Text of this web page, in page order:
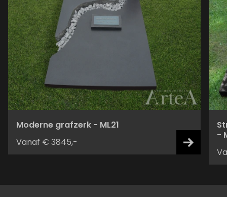
Moderne grafzerk - ML21
Vanaf € 3845,-
-